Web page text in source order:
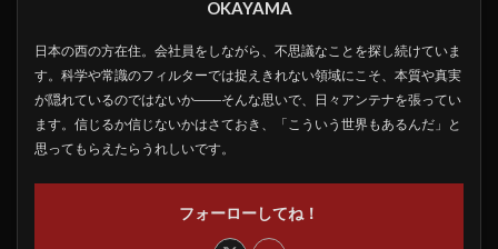
OKAYAMA
日本の西の方在住。会社員をしながら、不思議なことを探し続けていま
す。科学や常識のフィルターでは捉えきれない領域にこそ、本質や真実
が隠れているのではないか――そんな思いで、日々アンテナを張ってい
ます。信じるか信じないかはさておき、「こういう世界もあるんだ」と
思ってもらえたらうれしいです。
フォーローしてね！